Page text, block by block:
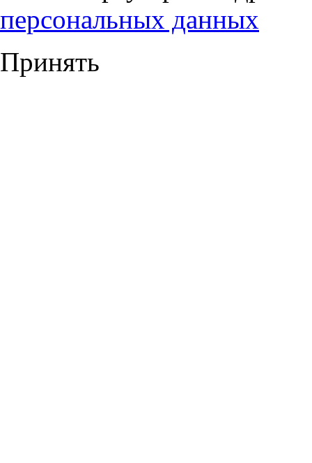
персональных данных
Принять